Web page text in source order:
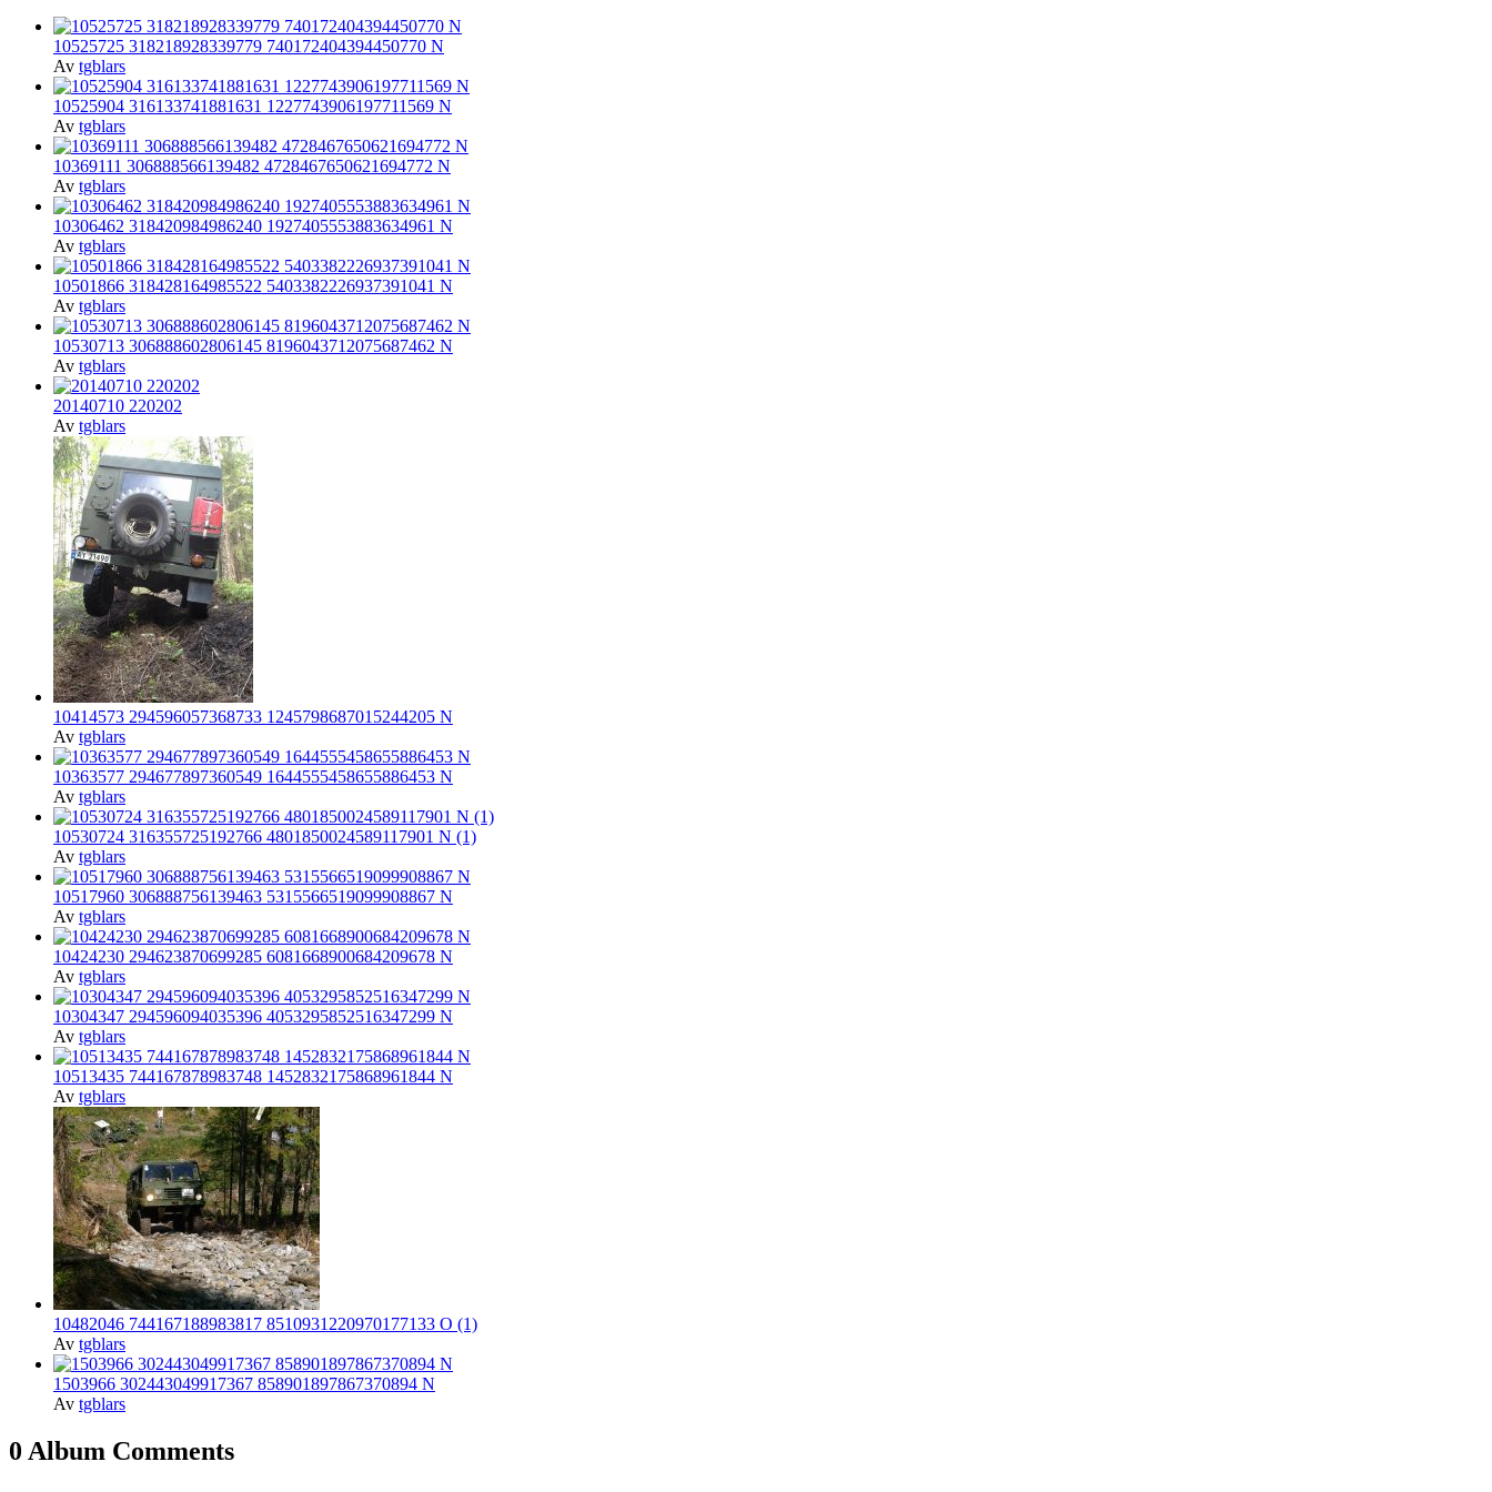
10525725 318218928339779 740172404394450770 N
Av tgblars
10525904 316133741881631 1227743906197711569 N
Av tgblars
10369111 306888566139482 4728467650621694772 N
Av tgblars
10306462 318420984986240 1927405553883634961 N
Av tgblars
10501866 318428164985522 5403382226937391041 N
Av tgblars
10530713 306888602806145 8196043712075687462 N
Av tgblars
20140710 220202
Av tgblars
10414573 294596057368733 1245798687015244205 N
Av tgblars
10363577 294677897360549 1644555458655886453 N
Av tgblars
10530724 316355725192766 4801850024589117901 N (1)
Av tgblars
10517960 306888756139463 5315566519099908867 N
Av tgblars
10424230 294623870699285 6081668900684209678 N
Av tgblars
10304347 294596094035396 4053295852516347299 N
Av tgblars
10513435 744167878983748 1452832175868961844 N
Av tgblars
10482046 744167188983817 8510931220970177133 O (1)
Av tgblars
1503966 302443049917367 858901897867370894 N
Av tgblars
0 Album Comments